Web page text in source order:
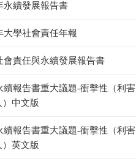
永續發展報告書
大學社會責任年報
會責任與永續發展報告書
續報告書重大議題-衝擊性（利害
）中文版
續報告書重大議題-衝擊性（利害
）英文版